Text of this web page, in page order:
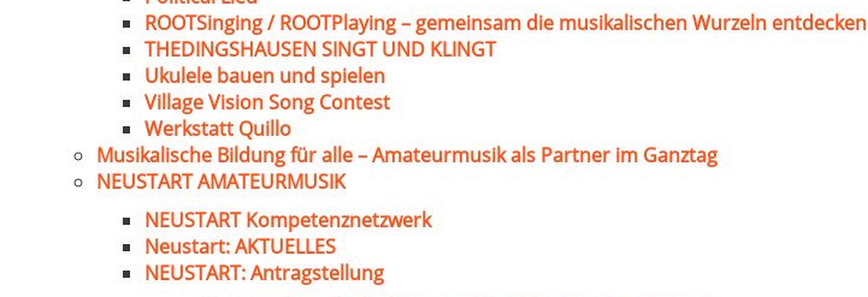
ROOTSinging / ROOTPlaying – gemeinsam die musikalischen Wurzeln entdecken
THEDINGSHAUSEN SINGT UND KLINGT
Ukulele bauen und spielen
Village Vision Song Contest
Werkstatt Quillo
Musikalische Bildung für alle – Amateurmusik als Partner im Ganztag
NEUSTART AMATEURMUSIK
NEUSTART Kompetenznetzwerk
Neustart: AKTUELLES
NEUSTART: Antragstellung